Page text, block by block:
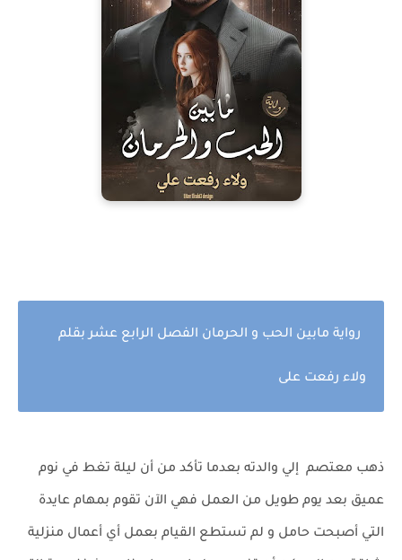
رواية مابين الحب و الحرمان الفصل الرابع عشر بقلم
ولاء رفعت على
ذهب معتصم إلي والدته بعدما تأكد من أن ليلة تغط في نوم
عميق بعد يوم طويل من العمل فهي الآن تقوم بمهام عايدة
التي أصبحت حامل و لم تستطع القيام بعمل أي أعمال منزلية